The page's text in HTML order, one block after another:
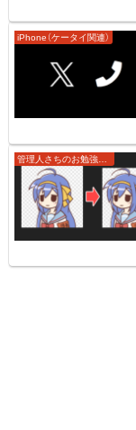
iPhone（ケータイ関連）